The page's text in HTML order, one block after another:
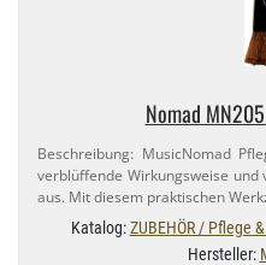
Nomad
Beschreibung: MusicNomad
verblüffende Wirkungsweise
aus. Mit diesem praktischen
Katalog:ZUBEHÖR / Pflege
Hersteller: